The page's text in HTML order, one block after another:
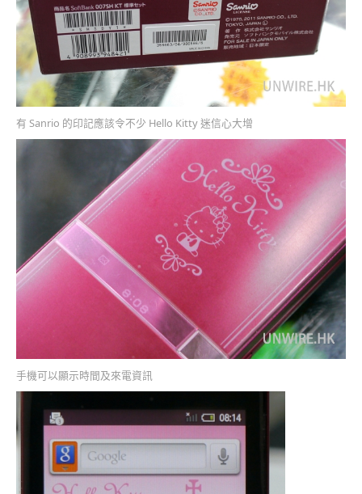
有 Sanrio 的印記應該令不少 Hello Kitty 迷信心大增
手機可以顯示時間及來電資訊